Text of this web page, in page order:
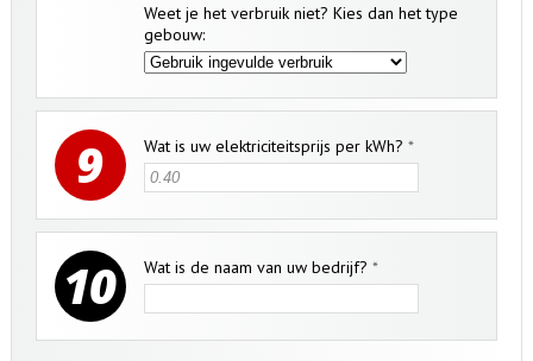
Weet je het verbruik niet? Kies dan het type
gebouw:
9 Wat is uw elektriciteitsprijs per kWh? *
10 Wat is de naam van uw bedrijf? *